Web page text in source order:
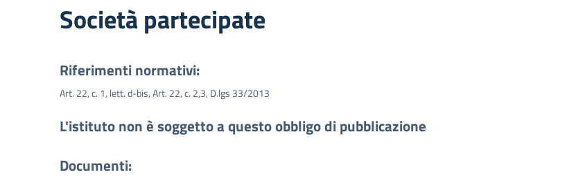
Società partecipate
Riferimenti normativi:
Art. 22, c. 1, lett. d-bis, Art. 22, c. 2,3, D.lgs 33/2013
L'istituto non è soggetto a questo obbligo di pubblicazione
Documenti: